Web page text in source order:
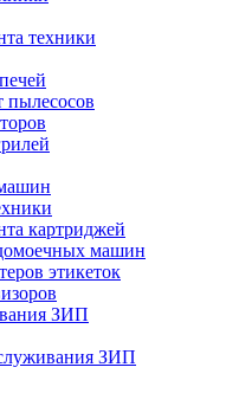
техники
пылесосов
картриджей
машин
этикеток
ЗИП
ЗИП